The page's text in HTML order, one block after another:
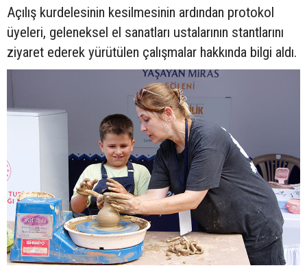
Açılış kurdelesinin kesilmesinin ardından protokol
üyeleri, geleneksel el sanatları ustalarının stantlarını
ziyaret ederek yürütülen çalışmalar hakkında bilgi aldı.